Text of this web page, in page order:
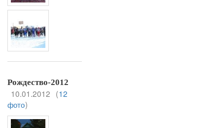
Рождество-2012
10.01.2012 (12
фото)